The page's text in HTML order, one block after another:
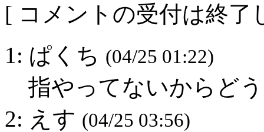
[ コメントの受付は終了
1: ぱくち (04/25 01:22)
指やってないからど
2: えす (04/25 03:56)